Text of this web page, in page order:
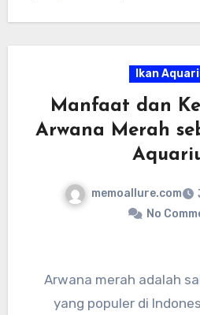
memberikan informasi
pecinta koi hias di
Ikan
Manfaat dan
Arwana Merah
memoallure.com
No
Arwana merah adalah
yang populer di